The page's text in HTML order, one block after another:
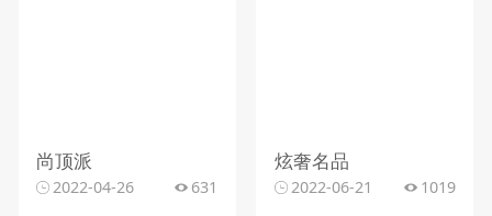
尚顶派
2022-04-26 631
炫奢名品
2022-06-21 1019